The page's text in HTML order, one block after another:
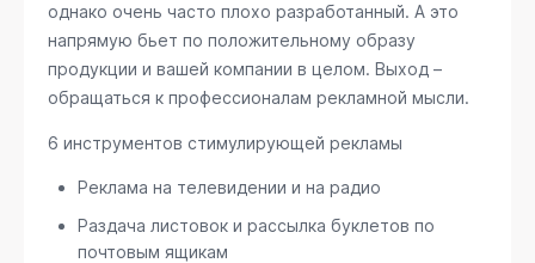
однако очень часто плохо разработанный. А это
напрямую бьет по положительному образу
продукции и вашей компании в целом. Выход –
обращаться к профессионалам рекламной мысли.
6 инструментов стимулирующей рекламы
Реклама на телевидении и на радио
Раздача листовок и рассылка буклетов по
почтовым ящикам